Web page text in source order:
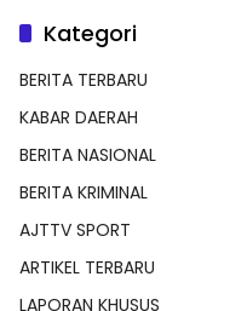
Kategori
BERITA TERBARU
KABAR DAERAH
BERITA NASIONAL
BERITA KRIMINAL
AJTTV SPORT
ARTIKEL TERBARU
LAPORAN KHUSUS